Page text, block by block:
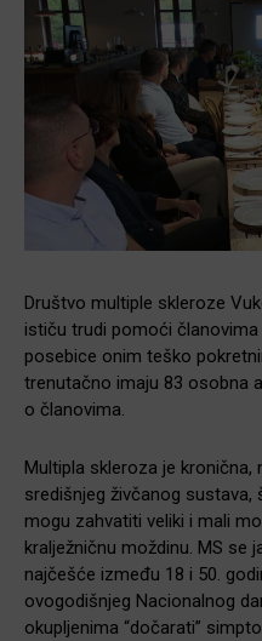
Društvo multiple skleroze
ističu trudi pomoći
posebice onim teško
trenutačno imaju 83 osobna
o članovima.
Multipla skleroza je kronična,
središnjeg živčanog
mogu zahvatiti veliki i mali
kralježničnu moždinu. MS se
najčešće između 18 i 50.
ovogodišnjeg Nacionalnog
okupljenima “dočarati”